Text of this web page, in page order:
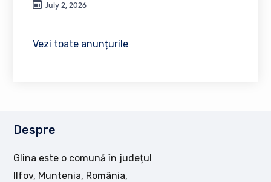
July 2, 2026
Vezi toate anunțurile
Despre
Glina este o comună în județul
Ilfov, Muntenia, România,